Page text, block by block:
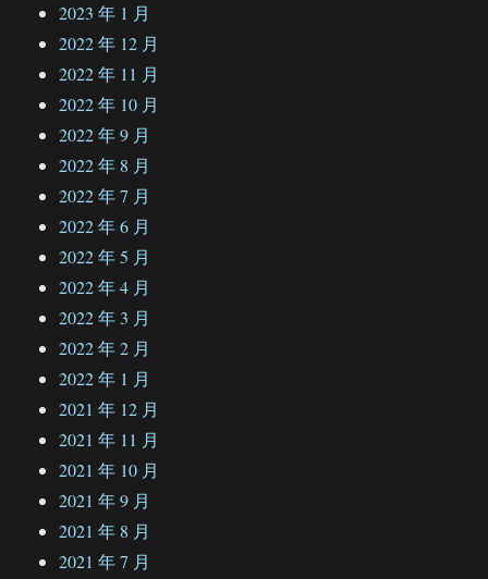
2023 年 1 月
2022 年 12 月
2022 年 11 月
2022 年 10 月
2022 年 9 月
2022 年 8 月
2022 年 7 月
2022 年 6 月
2022 年 5 月
2022 年 4 月
2022 年 3 月
2022 年 2 月
2022 年 1 月
2021 年 12 月
2021 年 11 月
2021 年 10 月
2021 年 9 月
2021 年 8 月
2021 年 7 月